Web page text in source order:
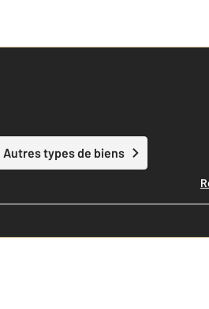
Autres types de biens